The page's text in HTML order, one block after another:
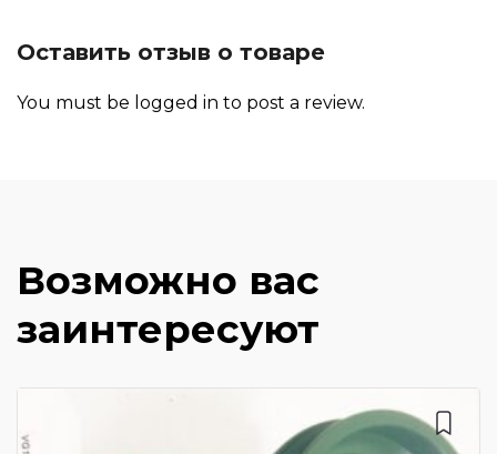
Оставить отзыв о товаре
You must be logged in to post a review.
Возможно вас
заинтересуют